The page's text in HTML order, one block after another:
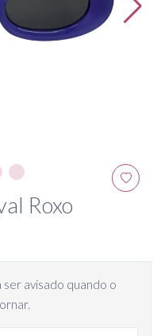
Roxo
ser avisado quando o